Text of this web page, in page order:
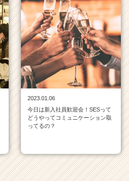
2023.01.06
今日は新入社員歓迎会！SESって
どうやってコミュニケーション取
ってるの？